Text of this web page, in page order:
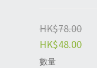
HK$78.00
HK$48.00
數量